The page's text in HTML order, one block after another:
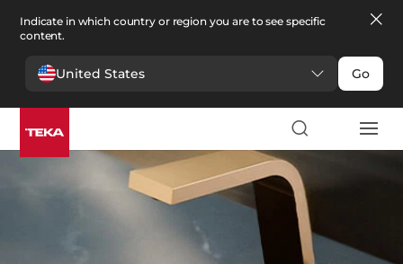
Indicate in which country or region you are to see specific
content.
United States Go
Cocina >Grifería de cocina
Grifería de cocina